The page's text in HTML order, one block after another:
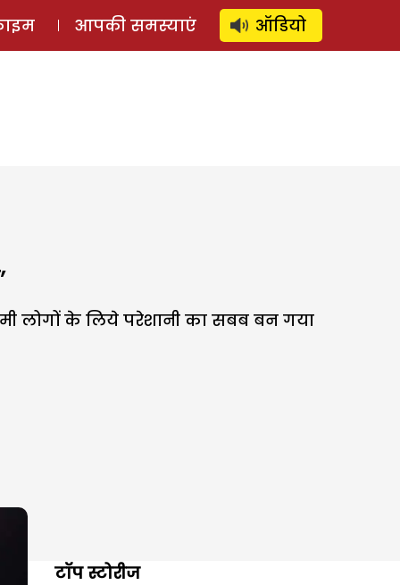
लॉग इन ⚲ SUBSCRIBE
आपकी समस्याएं ऑडियो
लोगों के लिये परेशानी का सबब बन गया
टॉप स्टोरीज